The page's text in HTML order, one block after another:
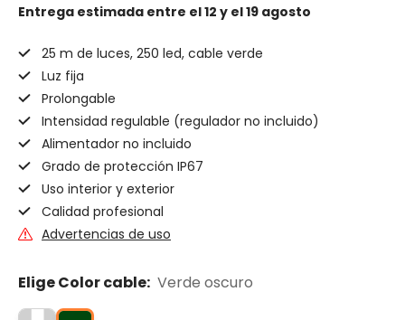
Entrega estimada entre el 12 y el 19 agosto
25 m de luces, 250 led, cable verde
Luz fija
Prolongable
Intensidad regulable (regulador no incluido)
Alimentador no incluido
Grado de protección IP67
Uso interior y exterior
Calidad profesional
Advertencias de uso
Elige Color cable: Verde oscuro